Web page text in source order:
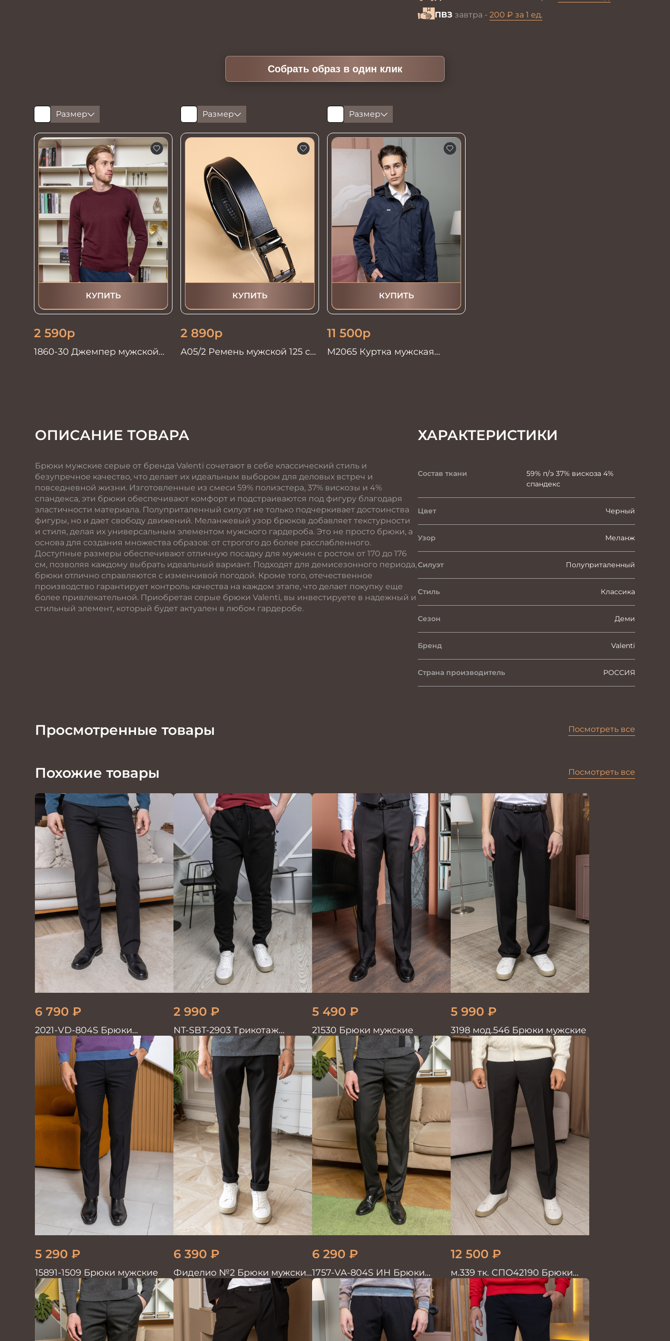
ПВЗ завтра - 200 ₽ за 1 ед.
Собрать образ в один клик
Размер
КУПИТЬ
2 590р
1860-30 Джемпер мужской
Размер
КУПИТЬ
2 890р
А05/2 Ремень мужской 125 см.
Размер
КУПИТЬ
11 500р
М2065 Куртка мужская
ОПИСАНИЕ ТОВАРА
Брюки мужские серые от бренда Valenti сочетают в себе классический стиль и
безупречное качество, что делает их идеальным выбором для деловых встреч и
повседневной жизни. Изготовленные из смеси 59% полиэстера, 37% вискозы и 4%
спандекса, эти брюки обеспечивают комфорт и подстраиваются под фигуру благодаря
эластичности материала. Полуприталенный силуэт не только подчеркивает достоинства
фигуры, но и дает свободу движений. Меланжевый узор брюков добавляет текстурности
и стиля, делая их универсальным элементом мужского гардероба. Это не просто брюки, а
основа для создания множества образов: от строгого до более расслабленного.
Доступные размеры обеспечивают отличную посадку для мужчин с ростом от 170 до 176
см, позволяя каждому выбрать идеальный вариант. Подходят для демисезонного периода,
брюки отлично справляются с изменчивой погодой. Кроме того, отечественное
производство гарантирует контроль качества на каждом этапе, что делает покупку еще
более привлекательной. Приобретая серые брюки Valenti, вы инвестируете в надежный и
стильный элемент, который будет актуален в любом гардеробе.
ХАРАКТЕРИСТИКИ
Состав ткани
59% п/э 37% вискоза 4%
спандекс
Цвет Черный
Узор Меланж
Силуэт Полуприталенный
Стиль Классика
Сезон Деми
Бренд Valenti
Страна производитель РОССИЯ
Просмотренные товары Посмотреть все
Похожие товары Посмотреть все
6 790 ₽
2021-VD-804S Брюки
мужские черные однотонные
2 990 ₽
NT-SBT-2903 Трикотаж
Брюки
5 490 ₽
21530 Брюки мужские
5 990 ₽
3198 мод.546 Брюки мужские
5 290 ₽
15891-1509 Брюки мужские
6 390 ₽
Фиделио №2 Брюки мужские
черные
6 290 ₽
1757-VA-804S ИН Брюки
мужские черн. однотон.
12 500 ₽
м.339 тк. СПО42190 Брюки
мужские черные однотон